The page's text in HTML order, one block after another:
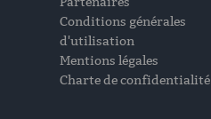
Conditions générales
d'utilisation
Mentions légales
Charte de confidentialité